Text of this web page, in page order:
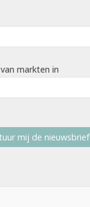
markten in
Ja, stuur mij de nieuwsbrief